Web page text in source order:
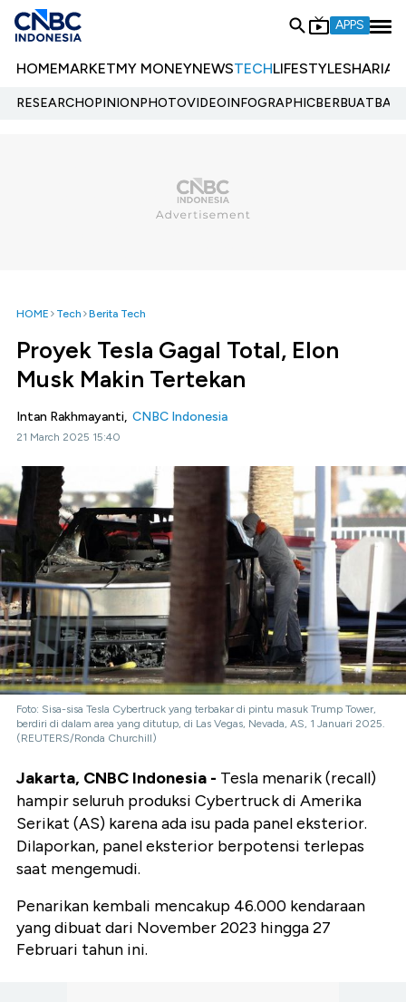
APPS
HOMEMARKETMY MONEYNEWSTECHLIFESTYLESHARIA
RESEARCHOPINIONPHOTOVIDEOINFOGRAPHIC
HOME Tech Berita Tech
Proyek Tesla Gagal Total, Elon
Musk Makin Tertekan
Intan Rakhmayanti, CNBC Indonesia
21 March 2025 15:40
Foto: Sisa-sisa Tesla Cybertruck yang terbakar di pintu masuk Trump Tower,
berdiri di dalam area yang ditutup, di Las Vegas, Nevada, AS, 1 Januari 2025.
(REUTERS/Ronda Churchill)
Jakarta, CNBC Indonesia - Tesla menarik (recall)
hampir seluruh produksi Cybertruck di Amerika
Serikat (AS) karena ada isu pada panel eksterior.
Dilaporkan, panel eksterior berpotensi terlepas
saat mengemudi.
Penarikan kembali mencakup 46.000 kendaraan
yang dibuat dari November 2023 hingga 27
Februari tahun ini.